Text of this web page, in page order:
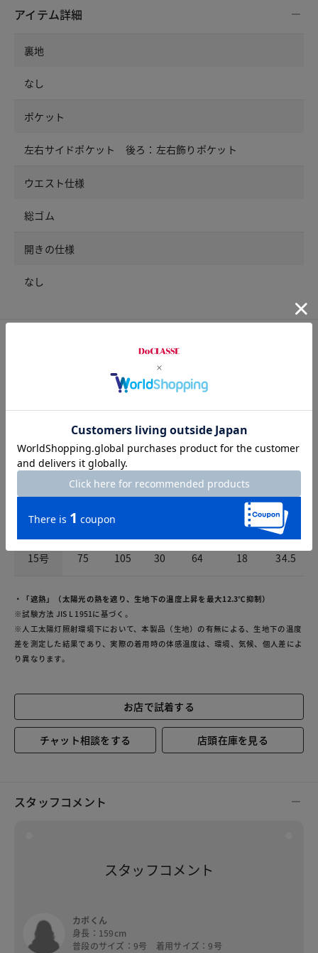
アイテム詳細
裏地
なし
ポケット
左右サイドポケット 後ろ：左右飾りポケット
ウエスト仕様
総ゴム
開きの仕様
なし
ヒップ 股上 股下
7号 63 93 28 64 15 30.5
9号 66 96 28.5 64 15.5 31.5
69 99 29 64 16
13号 72 102 17 33.5
15号 75 105 30 64 18 34.5
・「遮熱」（太陽光の熱を遮り、生地下の温度上昇を最大12.3℃抑制）
※試験方法 JIS L 1951に基づく。
※人工太陽灯照射環境下において、本製品（生地）の有無による、生地下の温度
差を測定した結果であり、実際の着用時の体感温度は、環境、気候、個人差によ
り異なります。
お店で試着する
チャット相談をする 店頭在庫を見る
スタッフコメント
スタッフコメント
カボくん
身長：159cm
普段のサイズ：9号 着用サイズ：9号